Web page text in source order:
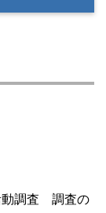
動調査 調査の